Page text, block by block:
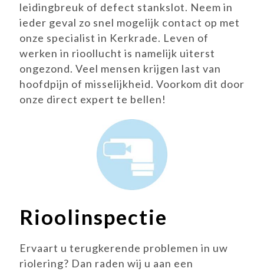
leidingbreuk of defect stankslot. Neem in
ieder geval zo snel mogelijk contact op met
onze specialist in Kerkrade. Leven of
werken in rioollucht is namelijk uiterst
ongezond. Veel mensen krijgen last van
hoofdpijn of misselijkheid. Voorkom dit door
onze direct expert te bellen!
Rioolinspectie
Ervaart u terugkerende problemen in uw
riolering? Dan raden wij u aan een